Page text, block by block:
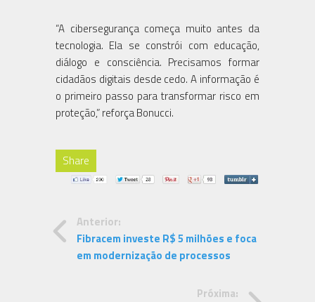
“A cibersegurança começa muito antes da
tecnologia. Ela se constrói com educação,
diálogo e consciência. Precisamos formar
cidadãos digitais desde cedo. A informação é
o primeiro passo para transformar risco em
proteção,” reforça Bonucci.
Share
Anterior:
Fibracem investe R$ 5 milhões e foca
em modernização de processos
Próxima: